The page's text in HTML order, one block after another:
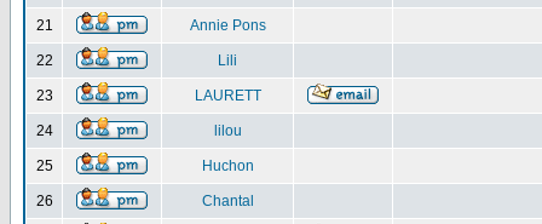
21 Annie Pons
22 Lili
23 LAURETT
24 lilou
25 Huchon
26 Chantal